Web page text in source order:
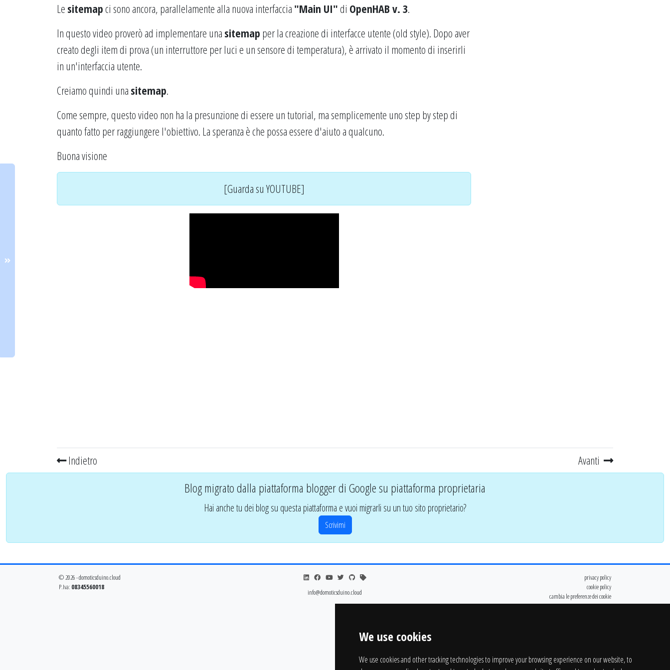
We use cookies
We use cookies and other tracking technologies to improve your browsing experience on our website, to
Le sitemapci sono ancora, parallelamente alla nuova interfaccia "Main UI"di OpenHAB v. 3.
In questo video proverò ad implementare una sitemap per la creazione di interfacce utente (old style). Dopo aver
creato degli item di prova (un interruttore per luci e un sensore di temperatura), è arrivato il momento di inserirli
in un'interfaccia utente.
Creiamo quindi una sitemap.
Come sempre, questo video non ha la presunzione di essere un tutorial, ma semplicemente uno step by step di
quanto fatto per raggiungere l'obiettivo. La speranza è che possa essere d'aiuto a qualcuno.
Buona visione
[Guarda su YOUTUBE]
Indietro Avanti
Blog migrato dalla piattaforma blogger di Google su piattaforma proprietaria
Hai anche tu dei blog su questa piattaforma e vuoi migrarli su un tuo sito proprietario?
Scrivimi
© 2026 - domoticsduino.cloud
P.Iva: 08345560018
info@domoticsduino.cloud
privacy policy
cookie policy
cambia le preferenze dei cookie